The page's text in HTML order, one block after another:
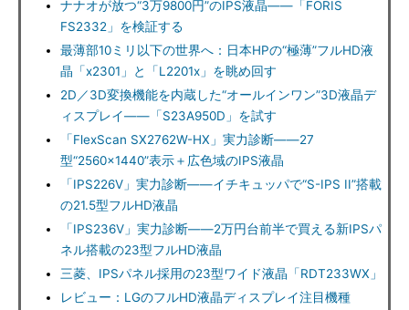
ナナオが放つ“3万9800円”のIPS液晶――「FORIS
FS2332」を検証する
最薄部10ミリ以下の世界へ：日本HPの“極薄”フルHD液
晶「x2301」と「L2201x」を眺め回す
2D／3D変換機能を内蔵した“オールインワン”3D液晶デ
ィスプレイ――「S23A950D」を試す
「FlexScan SX2762W-HX」実力診断――27
型“2560×1440”表示＋広色域のIPS液晶
「IPS226V」実力診断――イチキュッパで“S-IPS II”搭載
の21.5型フルHD液晶
「IPS236V」実力診断――2万円台前半で買える新IPSパ
ネル搭載の23型フルHD液晶
三菱、IPSパネル採用の23型ワイド液晶「RDT233WX」
レビュー：LGのフルHD液晶ディスプレイ注目機種